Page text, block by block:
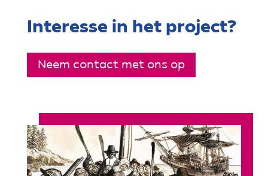
Interesse in het project?
Neem contact met ons op